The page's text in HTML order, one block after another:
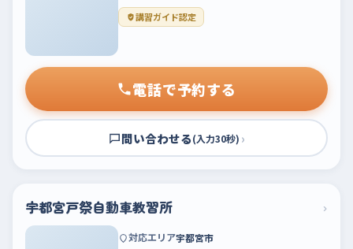
講習ガイド認定
電話で予約する
問い合わせる(入力30秒) ›
宇都宮戸祭自動車教習所 ›
対応エリア宇都宮市